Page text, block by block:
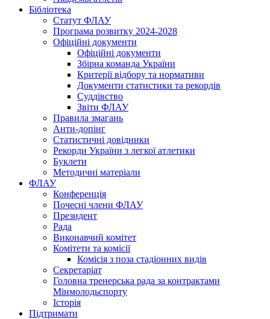
Бібліотека
Статут ФЛАУ
Програма розвитку 2024-2028
Офіційні документи
Офіційні документи
Збірна команда України
Критерії відбору та нормативи
Документи статистики та рекордів
Суддівство
Звіти ФЛАУ
Правила змагань
Анти-допінг
Статистичні довідники
Рекорди України з легкої атлетики
Буклети
Методичні матеріали
ФЛАУ
Конференція
Почесні члени ФЛАУ
Президент
Рада
Виконавчий комітет
Комітети та комісії
Комісія з поза стадіонних видів
Секретаріат
Головна тренерська рада за контрактами
Мінмолодьспорту
Історія
Підтримати